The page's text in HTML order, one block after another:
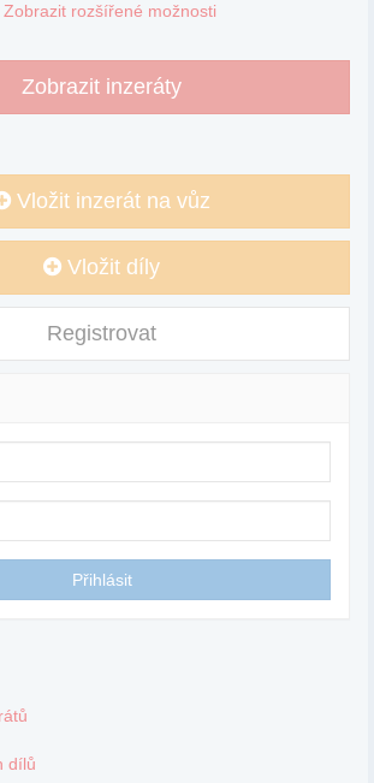
rozšířené možnosti
Zobrazit inzeráty
Vložit inzerát na vůz
Vložit díly
Registrovat
dílů